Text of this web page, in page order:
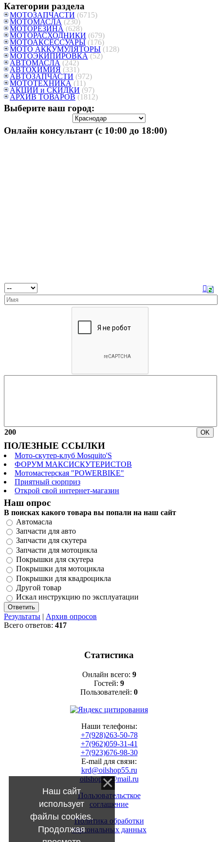
Категории раздела
МОТОЗАПЧАСТИ (6715)
МОТОМАСЛА (230)
МОТОРЕЗИНА (628)
МОТОРАСХОДНИКИ (679)
МОТОАКСЕССУАРЫ (176)
МОТО АККУМУЛЯТОРЫ (128)
МОТОЭКИПИРОВКА (52)
АВТОМАСЛА (242)
АВТОХИМИЯ (331)
АВТОЗАПЧАСТИ (972)
МОТОТЕХНИКА (11)
АКЦИИ и СКИДКИ (97)
АРХИВ ТОВАРОВ (1812)
Выберите ваш город:
Онлайн консультант (с 10:00 до 18:00)
200
ПОЛЕЗНЫЕ ССЫЛКИ
Мото-скутер-клуб Mosquito'S
ФОРУМ МАКСИСКУТЕРИСТОВ
Мотомастерская "POWERBIKE"
Приятный сюрприз
Открой свой интернет-магазин
Наш опрос
В поисках какого товара вы попали на наш сайт
Автомасла
Запчасти для авто
Запчасти для скутера
Запчасти для мотоцикла
Покрышки для скутера
Покрышки для мотоцикла
Покрышки для квадроцикла
Другой товар
Искал инструкцию по эксплуатации
Результаты | Архив опросов
Всего ответов: 417
Статистика
Онлайн всего: 9
Гостей: 9
Пользователей: 0
Наши телефоны:
+7(928)263-50-78
+7(962)059-31-41
+7(923)676-98-30
E-mail для связи:
krd@oilshop55.ru
oilshop55@mail.ru
Пользовательсткое
соглашение
Политика обработки
персональных данных
Наш сайт
использует
файлы cookies.
Продолжая